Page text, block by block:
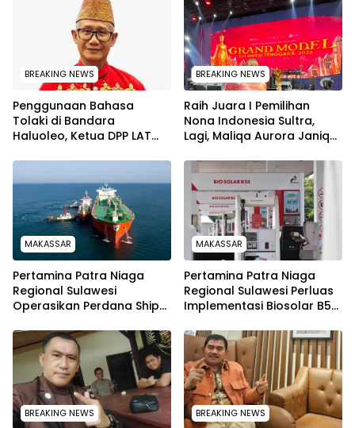
BREAKING NEWS
Penggunaan Bahasa
Tolaki di Bandara
Haluoleo, Ketua DPP LAT
Langkah Pelestarian
Budaya
BREAKING NEWS
‎Raih Juara I Pemilihan
Nona Indonesia Sultra,
Lagi, Maliqa Aurora Janiqa
Tingkat Nasional pada
Pemilihan NONA Indonesia
MAKASSAR
Pertamina Patra Niaga
Regional Sulawesi
Operasikan Perdana Ship
Perkuat Distribusi B50 di
Kawasan Timur Sulawesi
MAKASSAR
Pertamina Patra Niaga
Regional Sulawesi Perluas
Implementasi Biosolar B50,
590 SPBU
BREAKING NEWS BREAKING NEWS